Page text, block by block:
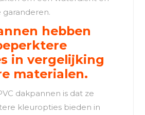
hebben
in vergelijking
materialen.
dakpannen is dat ze
kleuropties bieden in